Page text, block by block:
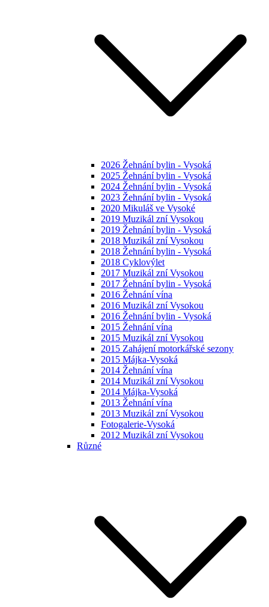
2026 Žehnání bylin - Vysoká
2025 Žehnání bylin - Vysoká
2024 Žehnání bylin - Vysoká
2023 Žehnání bylin - Vysoká
2020 Mikuláš ve Vysoké
2019 Muzikál zní Vysokou
2019 Žehnání bylin - Vysoká
2018 Muzikál zní Vysokou
2018 Žehnání bylin - Vysoká
2018 Cyklovýlet
2017 Muzikál zní Vysokou
2017 Žehnání bylin - Vysoká
2016 Žehnání vína
2016 Muzikál zní Vysokou
2016 Žehnání bylin - Vysoká
2015 Žehnání vína
2015 Muzikál zní Vysokou
2015 Zahájení motorkářské sezony
2015 Májka-Vysoká
2014 Žehnání vína
2014 Muzikál zní Vysokou
2014 Májka-Vysoká
2013 Žehnání vína
2013 Muzikál zní Vysokou
Fotogalerie-Vysoká
2012 Muzikál zní Vysokou
Různé